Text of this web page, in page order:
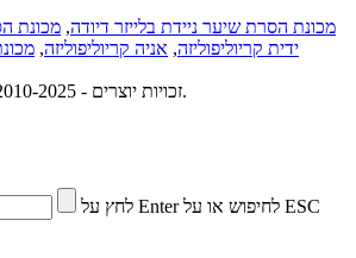
מכונת הסרת שיער ניידת בלייזר דיודה, מכונת
ידית קריוליפוליזה, אניה קריוליפוליזה,
© זכויות יוצרים - 2010-2025: כל הזכויות שמורות.
לחץ על Enter לחיפוש או על ESC